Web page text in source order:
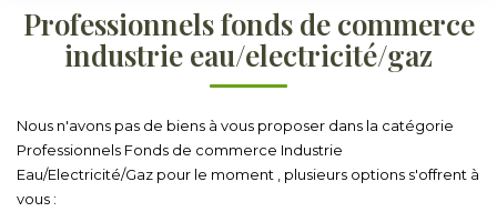
LOUER
Louer
VENDRE
Sélectionnez...
Type de bien
Surface min
Créer une alerte
Professionnels fonds de commerce
industrie eau/electricité/gaz
Nous n'avons pas de biens à vous proposer dans la catégorie
Professionnels Fonds de commerce Industrie
Eau/Electricité/Gaz pour le moment , plusieurs options s'offrent à
vous :